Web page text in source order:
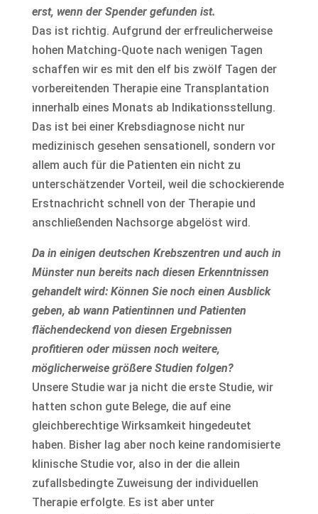
erst, wenn der Spender gefunden ist.
Das ist richtig. Aufgrund der erfreulicherweise
hohen Matching-Quote nach wenigen Tagen
schaffen wir es mit den elf bis zwölf Tagen der
vorbereitenden Therapie eine Transplantation
innerhalb eines Monats ab Indikationsstellung.
Das ist bei einer Krebsdiagnose nicht nur
medizinisch gesehen sensationell, sondern vor
allem auch für die Patienten ein nicht zu
unterschätzender Vorteil, weil die schockierende
Erstnachricht schnell von der Therapie und
anschließenden Nachsorge abgelöst wird.
Da in einigen deutschen Krebszentren und auch in
Münster nun bereits nach diesen Erkenntnissen
gehandelt wird: Können Sie noch einen Ausblick
geben, ab wann Patientinnen und Patienten
flächendeckend von diesen Ergebnissen
profitieren oder müssen noch weitere,
möglicherweise größere Studien folgen?
Unsere Studie war ja nicht die erste Studie, wir
hatten schon gute Belege, die auf eine
gleichberechtige Wirksamkeit hingedeutet
haben. Bisher lag aber noch keine randomisierte
klinische Studie vor, also in der die allein
zufallsbedingte Zuweisung der individuellen
Therapie erfolgte. Es ist aber unter